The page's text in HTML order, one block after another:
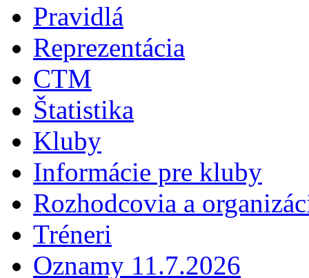
Pravidlá
Reprezentácia
CTM
Štatistika
Kluby
Informácie pre kluby
Rozhodcovia a
Tréneri
Oznamy 11.7.2026